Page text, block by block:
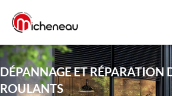
DÉPANNAGE ET RÉPARATION
ROULANTS